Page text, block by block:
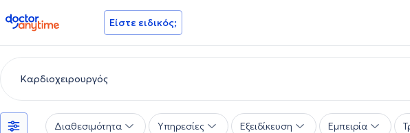
doctoranytime Είστε ειδικός;
Διαθεσιμότητα Υπηρεσίες Εξειδίκευση Εμπειρία